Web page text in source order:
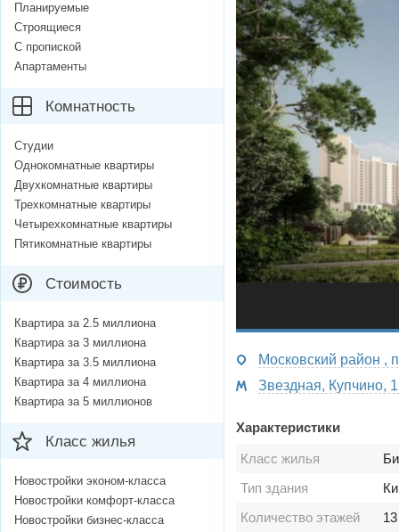
Московский район ,
Звездная, Купчино,
Характеристики
Класс жилья
Тип здания
Количество этажей
13
Планируемые
Строящиеся
С пропиской
Апартаменты
Комнатность
Студии
Однокомнатные квартиры
Двухкомнатные квартиры
Трехкомнатные квартиры
Четырехкомнатные квартиры
Пятикомнатные квартиры
Стоимость
Квартира за 2.5 миллиона
Квартира за 3 миллиона
Квартира за 3.5 миллиона
Квартира за 4 миллиона
Квартира за 5 миллионов
Класс жилья
Новостройки эконом-класса
Новостройки комфорт-класса
Новостройки бизнес-класса